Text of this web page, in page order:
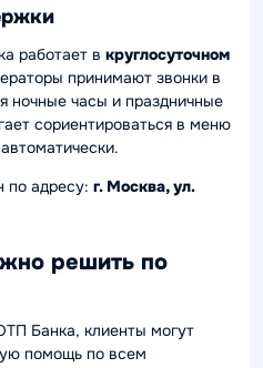
работает в круглосуточном
принимают звонки в
ночные часы и праздничные
сориентироваться в меню
по адресу: г. Москва, ул.
решить по
Банка, клиенты могут
помощь по всем